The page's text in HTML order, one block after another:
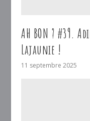
AH BON ? #39.
Lajaunie !
11 septembre 2025